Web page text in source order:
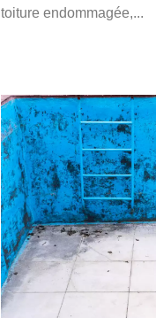
toiture endommagée,...